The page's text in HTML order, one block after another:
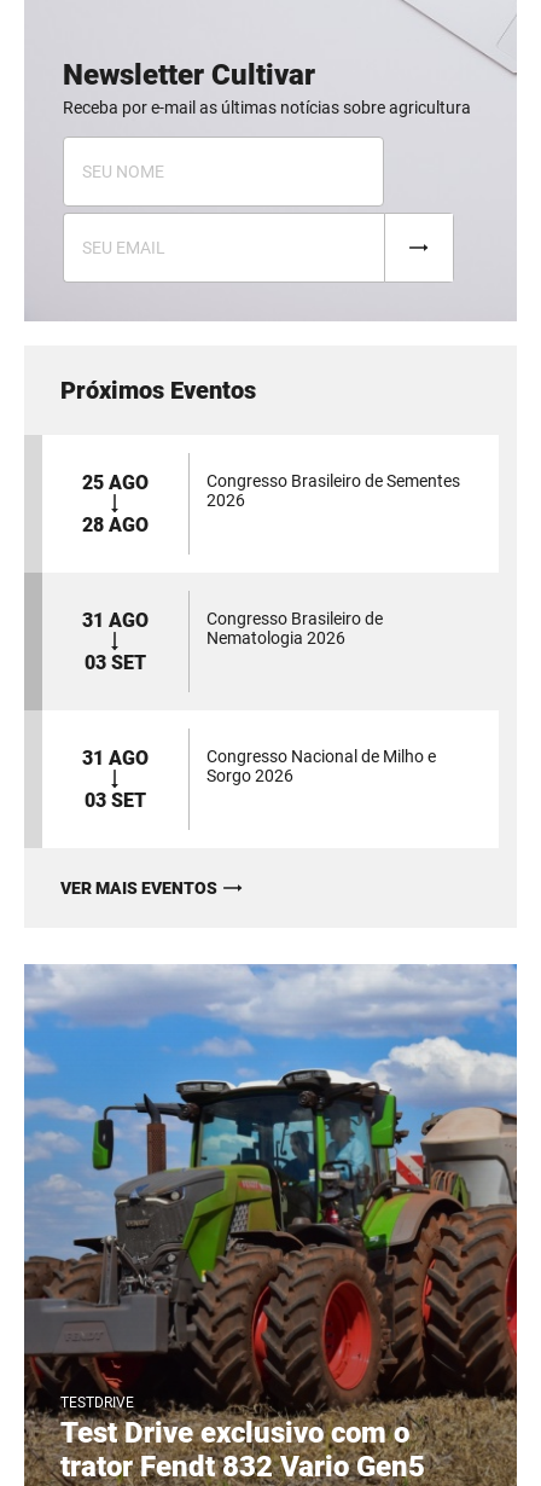
Newsletter Cultivar
Receba por e-mail as últimas notícias sobre agricultura
Próximos Eventos
25 AGO
28 AGO
Congresso Brasileiro de Sementes
2026
31 AGO
03 SET
Congresso Brasileiro de
Nematologia 2026
31 AGO
03 SET
Congresso Nacional de Milho e
Sorgo 2026
VER MAIS EVENTOS
TESTDRIVE
Test Drive exclusivo com o
trator Fendt 832 Vario Gen5